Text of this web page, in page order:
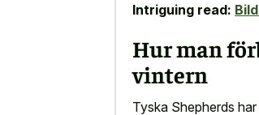
Intriguing read:
Hur man
vintern
Tyska Shepherds